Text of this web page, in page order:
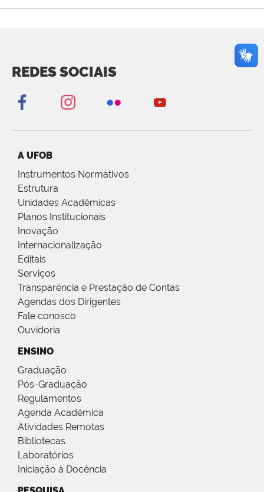
REDES SOCIAIS
A UFOB
Instrumentos Normativos
Estrutura
Unidades Acadêmicas
Planos Institucionais
Inovação
Internacionalização
Editais
Serviços
Transparência e Prestação de Contas
Agendas dos Dirigentes
Fale conosco
Ouvidoria
ENSINO
Graduação
Pós-Graduação
Regulamentos
Agenda Acadêmica
Atividades Remotas
Bibliotecas
Laboratórios
Iniciação à Docência